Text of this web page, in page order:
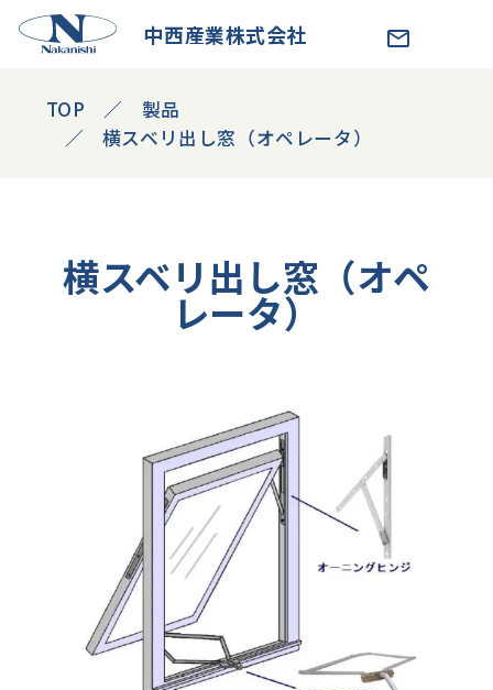
中西産業株式会社
TOP
製品
横スベリ出し窓（オペレータ）
横スベリ出し窓（オペ
レータ）